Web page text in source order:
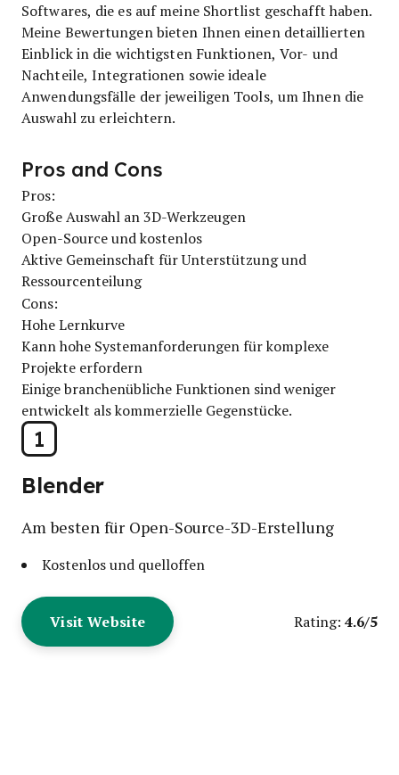
Softwares, die es auf meine Shortlist geschafft haben.
Meine Bewertungen bieten Ihnen einen detaillierten
Einblick in die wichtigsten Funktionen, Vor- und
Nachteile, Integrationen sowie ideale
Anwendungsfälle der jeweiligen Tools, um Ihnen die
Auswahl zu erleichtern.
1
Blender
Am besten für Open-Source-3D-Erstellung
Kostenlos und quelloffen
Visit Website Rating: 4.6/5
Pros and Cons
Pros:
Große Auswahl an 3D-Werkzeugen
Open-Source und kostenlos
Aktive Gemeinschaft für Unterstützung und
Ressourcenteilung
Cons:
Hohe Lernkurve
Kann hohe Systemanforderungen für komplexe
Projekte erfordern
Einige branchenübliche Funktionen sind weniger
entwickelt als kommerzielle Gegenstücke.